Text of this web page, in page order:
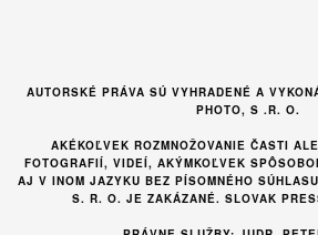
AUTORSKÉ PRÁVA SÚ VYHRADENÉ A
PHOTO, S .R. O.
AKÉKOĽVEK ROZMNOŽOVANIE ČASTI
FOTOGRAFIÍ, VIDEÍ, AKÝMKOĽVEK
AJ V INOM JAZYKU BEZ PÍSOMNÉHO
S. R. O. JE ZAKÁZANÉ. SLOVAK